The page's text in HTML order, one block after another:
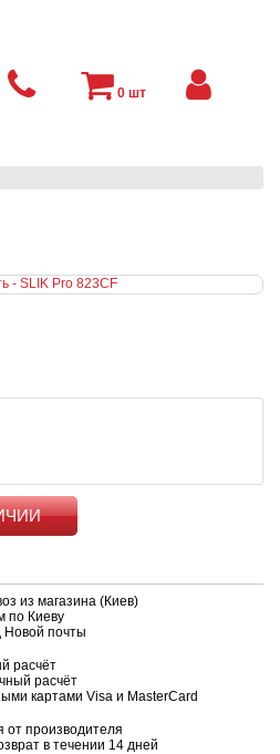
из магазина (Киев)
по Киеву
Новой почты
расчёт
расчёт
картами Visa и MasterCard
от производителя
в течении 14 дней
0 шт